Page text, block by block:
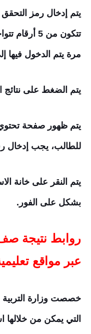
يتم إدخال رمز
تتكون من
مرة يتم الدخول فيها
يتم الضغط على
يتم ظهور صفحة
للطالب، يجب إدخال
يتم النقر على خانة
بشكل على الفور.
عبر مواقع
خصصت وزارة التربية
التي يمكن من خلالها